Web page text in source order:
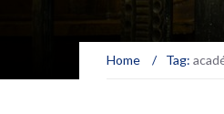
Home / Tag: